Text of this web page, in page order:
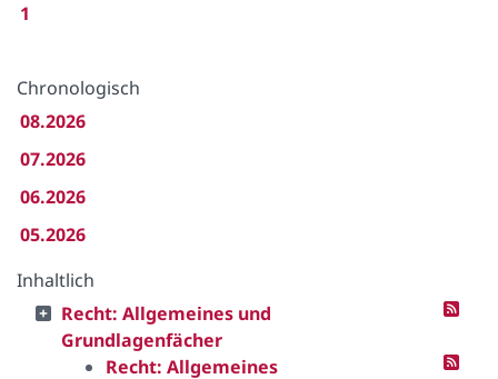
1
Chronologisch
08.2026
07.2026
06.2026
05.2026
Inhaltlich
Recht: Allgemeines und
Grundlagenfächer
Recht: Allgemeines